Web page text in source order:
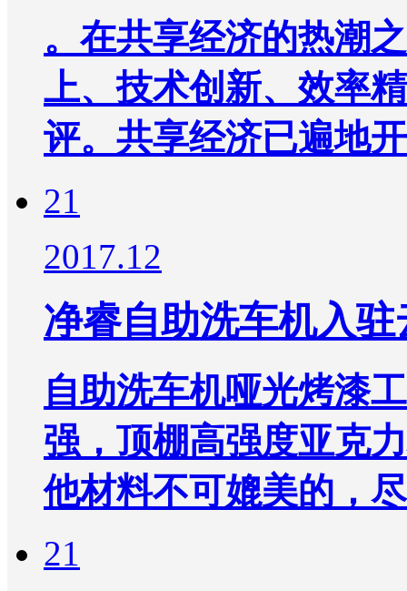
。在共享经济的热潮
上、技术创新、效率
评。共享经济已遍地
21
2017.12
净睿自助洗车机入
自助洗车机哑光烤漆
强，顶棚高强度亚克
他材料不可媲美的，
21